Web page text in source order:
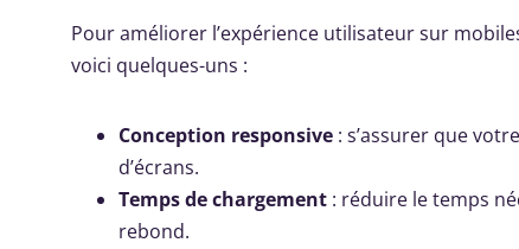
Pour améliorer l’expérience utilisateur sur
voici quelques-uns :
Conception responsive : s’assurer que
d’écrans.
Temps de chargement : réduire le temps
rebond.